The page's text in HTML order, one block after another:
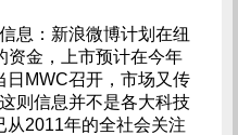
息：新浪微博计划在纽
资金，上市预计在今年
日MWC召开，市场又传
则信息并不是各大科技
从2011年的全社会关注